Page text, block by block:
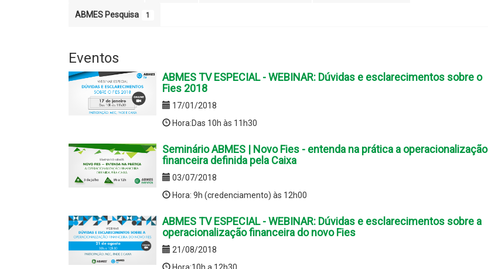
ABMES Pesquisa 1
Eventos
ABMES TV ESPECIAL - WEBINAR: Dúvidas e esclarecimentos sobre o
Fies 2018
17/01/2018
Hora:Das 10h às 11h30
Seminário ABMES | Novo Fies - entenda na prática a operacionalização
financeira definida pela Caixa
03/07/2018
Hora: 9h (credenciamento) às 12h00
ABMES TV ESPECIAL - WEBINAR: Dúvidas e esclarecimentos sobre a
operacionalização financeira do novo Fies
21/08/2018
Hora:10h a 12h30